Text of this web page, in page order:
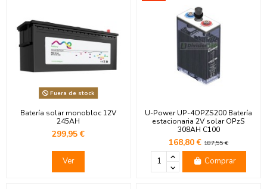
Fuera de stock
Batería solar monobloc 12V
245AH
299,95 €
Ver
U-Power UP-4OPZS200 Batería
estacionaria 2V solar OPzS
308AH C100
168,80 €187,55 €
Comprar